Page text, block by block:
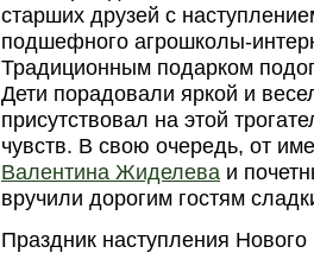
старших друзей с
подшефного агрошколы-
Традиционным подарком
Дети порадовали яркой и
присутствовал на этой
чувств. В свою очередь, от
Валентина Жиделева и
вручили дорогим гостям
Праздник наступления